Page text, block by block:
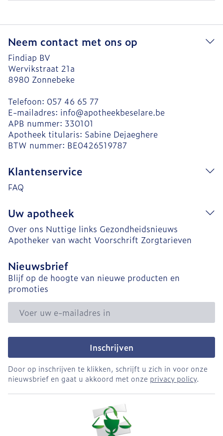
Neem contact met ons op
Findiap BV
Wervikstraat 21a
8980 Zonnebeke
Telefoon: 057 46 65 77
E-mailadres: info@apotheekbeselare.be
APB nummer: 330101
Apotheek titularis: Sabine Dejaeghere
BTW nummer: BE0426519787
Klantenservice
FAQ
Uw apotheek
Over ons Nuttige links Gezondheidsnieuws
Apotheker van wacht Voorschrift Zorgtarieven
Nieuwsbrief
Blijf op de hoogte van nieuwe producten en
promoties
E-mail adres
Inschrijven
Door op inschrijven te klikken, schrijft u zich in voor onze
nieuwsbrief en gaat u akkoord met onze privacy policy.